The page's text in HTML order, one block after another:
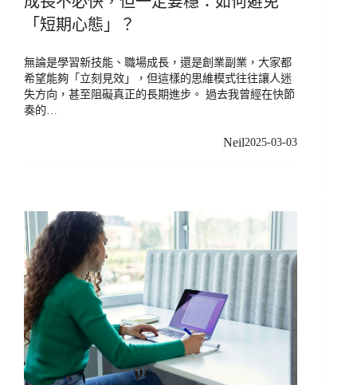
「短期心態」？
無論是學習新技能、職場成長，還是創業副業，大家都
希望能夠「立刻見效」，但這樣的思維模式往往讓人迷
失方向，甚至阻礙真正的長期進步。 過去我曾經在快節
奏的…
Neil2025-03-03